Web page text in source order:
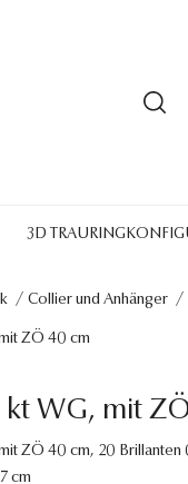
3D
/ Collier und Anhänger /
ZÖ 40 cm
kt WG, mit
ZÖ 40 cm, 20 Brillanten
cm